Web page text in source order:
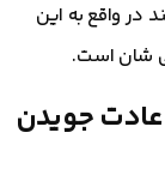
در واقع به این
شان است.
جویدن